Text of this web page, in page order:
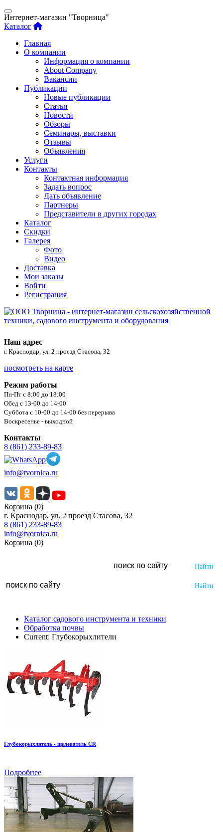
Интернет-магазин "Творница"
Каталог
Главная
О компании
Информация о компании
About Company
Вакансии
Публикации
Новые публикации
Статьи
Новости
Обзоры
Семинары, выставки
Отзывы
Объявления
Услуги
Контакты
Контактная информация
Задать вопрос
Дать объявление
Партнеры
Представители в других городах
Каталог
Скидки
Галерея
Фото
Видео
Доставка
Мои заказы
Войти
Регистрация
Наш адрес
г. Краснодар, ул. 2 проезд Стасова, 32
посмотреть на карте
Режим работы
Пн-Пт с 8:00 до 18:00
Обед с 13-00 до 14-00
Суббота с 10-00 до 14-00 без перерыва
Воскресенье - выходной
Контакты
8 (861) 233-89-83
info@tvornica.ru
Корзина (0)
г. Краснодар, ул. 2 проезд Стасова, 32
8 (861) 233-89-83
info@tvornica.ru
Корзина (0)
Каталог садового инструмента и техники
Обработка почвы
Current: Глубокорыхлители
Глубокорыхлитель - щелеватель CR
Подробнее